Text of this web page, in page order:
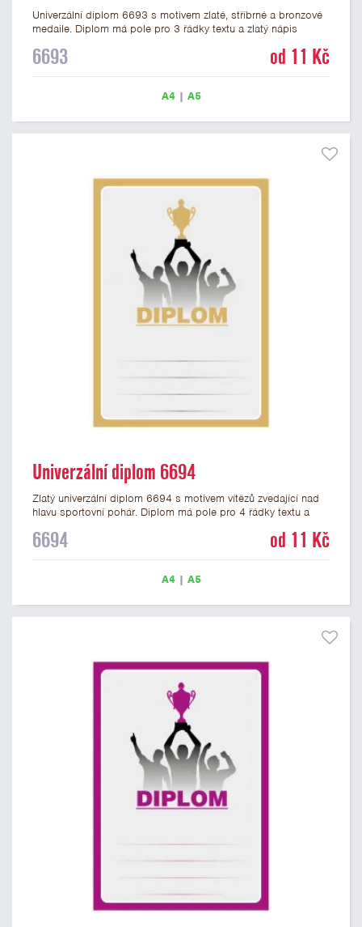
Univerzální diplom 6693 s motivem zlaté, stříbrné a bronzové
medaile. Diplom má pole pro 3 řádky textu a zlatý nápis
Tento univerzální diplom je vhodný pro většinu událostí, ke
6693 od 11 Kč
A4| A5
Univerzální diplom 6694
Zlatý univerzální diplom 6694 s motivem vítězů zvedající nad
hlavu sportovní pohár. Diplom má pole pro 4 řádky textu a
formátu A4 a A5. Tento univerzální diplom je vhodný pro
motivem vítězů s pohárem má gramáž 250 g/m2.
6694 od 11 Kč
A4| A5